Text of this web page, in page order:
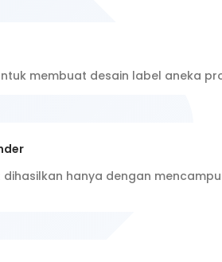
membuat desain label aneka
hanya dengan